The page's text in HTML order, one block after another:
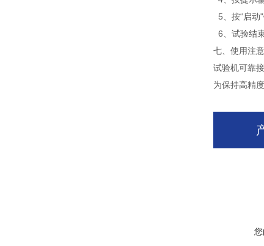
5、按“启动
6、试验结
七、使用注
试验机可靠接
为保持高精
您